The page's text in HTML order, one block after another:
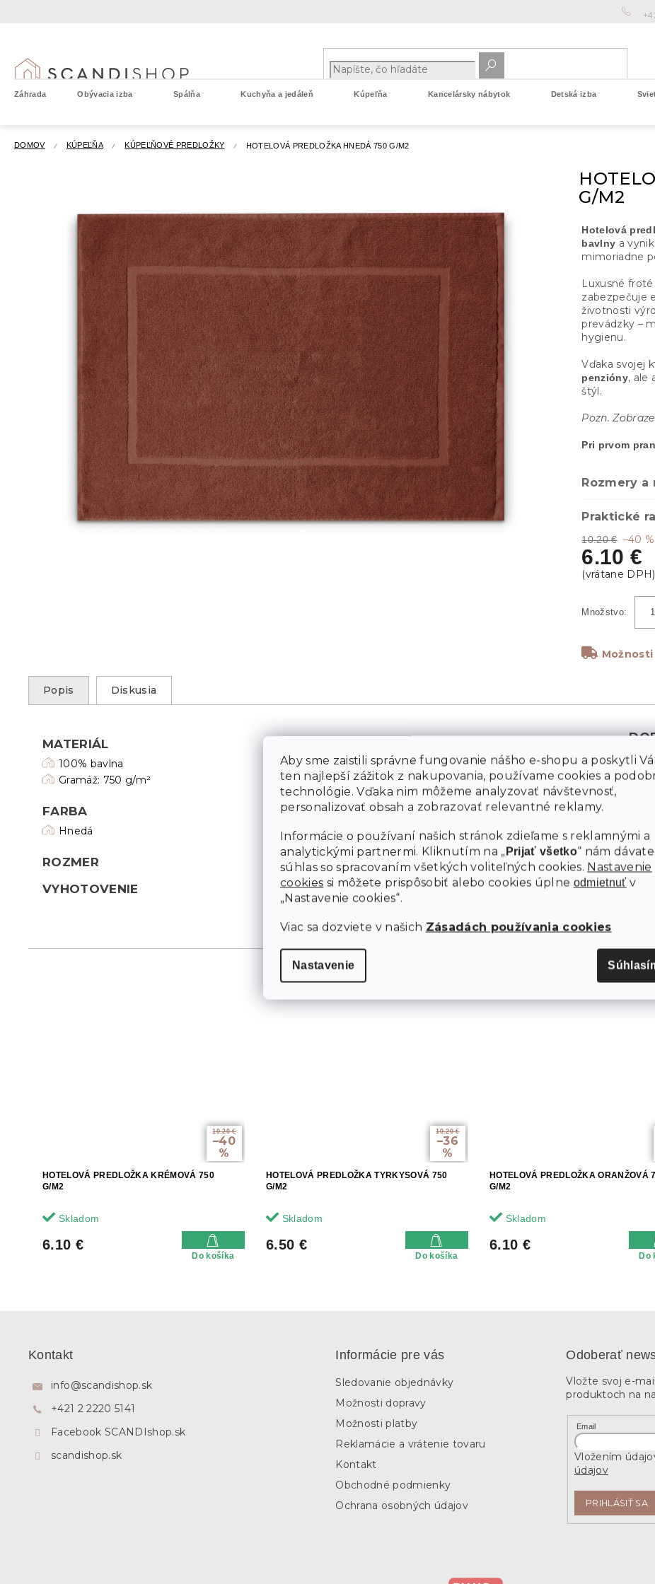
Aby sme zaistili správne fungovanie nášho e-shopu a poskytli
ten najlepší zážitok z nakupovania, používame cookies a
technológie. Vďaka nim môžeme analyzovať návštevnosť,
personalizovať obsah a zobrazovať relevantné reklamy.
Informácie o používaní našich stránok zdieľame s reklamnými a
analytickými partnermi. Kliknutím na „Prijať všetko“ nám dávate
súhlas so spracovaním všetkých voliteľných cookies. Nastavenie
cookies si môžete prispôsobiť alebo cookies úplne odmietnuť v
„Nastavenie cookies“.
Viac sa dozviete v našich Zásadách používania cookies
Nastavenie
Záhrada Obývacia izba Spálňa Kuchyňa a jedáleň Kúpeľňa Kancelársky nábytok Detská izba
DOMOV KÚPEĽŇA KÚPEĽŇOVÉ PREDLOŽKY HOTELOVÁ PREDLOŽKA HNEDÁ 750 G/M2
G/M2
10.20 € –40 %
6.10 €
Hotelová
bavlny a
mimoriadne
Luxusné
zabezpečuje
životnosti
prevádzky –
hygienu.
Vďaka svojej
penzióny, ale
štýl.
Pozn.
Pri prvom
Rozmery a
Praktické
10.20 €
–40
%
HOTELOVÁ PREDLOŽKA KRÉMOVÁ 750
G/M2
Skladom
6.10 €
Do košíka
10.20 €
–36
%
HOTELOVÁ PREDLOŽKA TYRKYSOVÁ 750
G/M2
Skladom
6.50 €
Do košíka
HOTELOVÁ PREDLOŽKA ORANŽOVÁ
G/M2
Skladom
6.10 €
Do
Popis Diskusia
MATERIÁL
100% bavlna
Gramáž: 750 g/m²
FARBA
Hnedá
ROZMER
VYHOTOVENIE
Farba
Typ
Vzor:
Kontakt
info@scandishop.sk
+421 2 2220 5141
Facebook SCANDIshop.sk
scandishop.sk
Informácie pre vás
Sledovanie objednávky
Možnosti dopravy
Možnosti platby
Reklamácie a vrátenie tovaru
Kontakt
Obchodné podmienky
Ochrana osobných údajov
Odoberať
Vložte svoj e-
produktoch na
Email
Vložením
údajov
PRIHLÁSIŤ SA